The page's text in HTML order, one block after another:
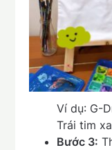
Ví dụ: G-
Trái tim
Bước 3: